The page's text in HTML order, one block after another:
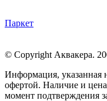
Паркет
© Copyright Аквакера.
Информация, указанная
офертой. Наличие и
момент подтверждения